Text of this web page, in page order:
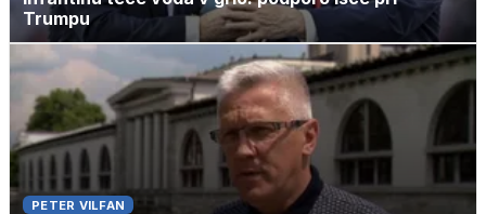
Trumpu
PETER VILFAN